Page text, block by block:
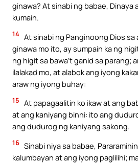
ginawa? At sinabi ng babae, Dinaya
kumain.
14 At sinabi ng Panginoong Dios sa
ginawa mo ito, ay sumpain ka ng
ng higit sa bawa’t ganid sa parang;
ilalakad mo, at alabok ang iyong
araw ng iyong buhay:
15 At papagaalitin ko ikaw at ang
at ang kaniyang binhi: ito ang
ang dudurog ng kaniyang sakong.
16 Sinabi niya sa babae,
kalumbayan at ang iyong paglilihi;